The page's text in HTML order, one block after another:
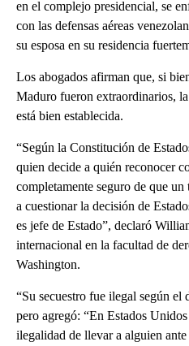
en el complejo presidencial, se
con las defensas aéreas
su esposa en su residencia
Los abogados afirman que, si
Maduro fueron extraordinarios,
está bien establecida.
“Según la Constitución de
quien decide a quién reconocer
completamente seguro de que
a cuestionar la decisión de
es jefe de Estado”, declaró
internacional en la facultad de
Washington.
“Su secuestro fue ilegal según el
pero agregó: “En Estados
ilegalidad de llevar a alguien